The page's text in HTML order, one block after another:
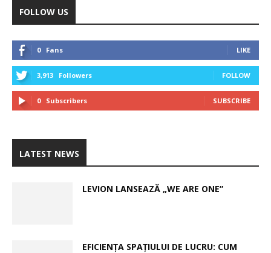
FOLLOW US
0 Fans LIKE
3,913 Followers FOLLOW
0 Subscribers SUBSCRIBE
LATEST NEWS
LEVION LANSEAZĂ „WE ARE ONE”
EFICIENȚA SPAȚIULUI DE LUCRU: CUM